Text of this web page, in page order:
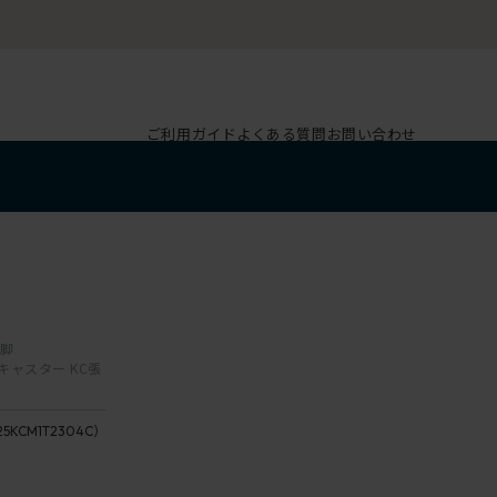
ご利用ガイド よくある質問お問い合わせ
23 /
ャスター KC張
）